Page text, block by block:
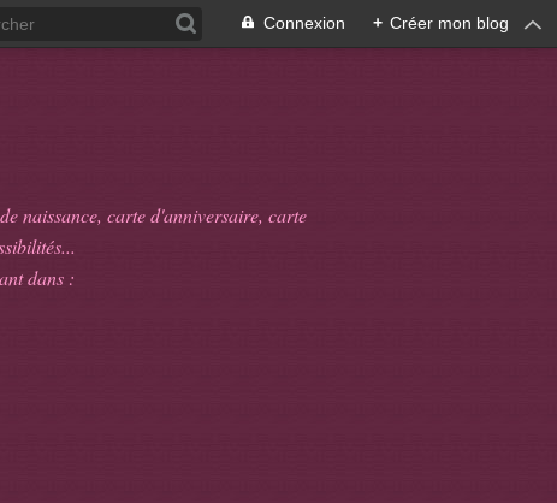
Connexion + Créer mon blog
naissance, carte d'anniversaire, carte
dans :